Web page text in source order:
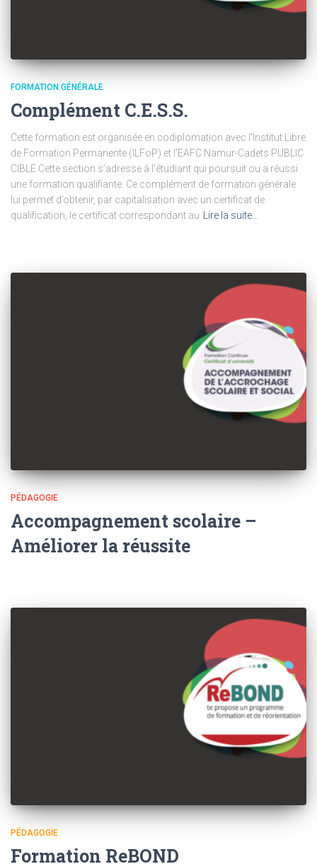
FORMATION GÉNÉRALE
Complément C.E.S.S.
Cette formation est organisée en codiplomation avec l’Institut Libre
de Formation Permanente (ILFoP) et l’EAFC Namur-Cadets PUBLIC
CIBLE Cette section s’adresse à l’étudiant qui poursuit ou a réussi
une formation qualifiante. Ce complément de formation générale
lui permet d’obtenir, par capitalisation avec un certificat de
qualification, le certificat correspondant au Lire la suite…
PÉDAGOGIE
Accompagnement scolaire –
Améliorer la réussite
PÉDAGOGIE
Formation ReBOND